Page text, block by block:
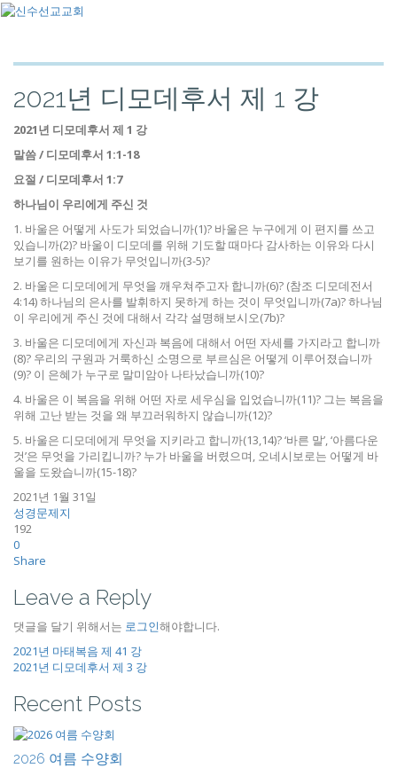
2021년 디모데후서 제 1 강
2021년 디모데후서 제 1 강
말씀/ 디모데후서 1:1-18
요절 / 디모데후서 1:7
하나님이 우리에게 주신 것
1. 바울은 어떻게 사도가 되었습니까(1)? 바울은 누구에게 이 편지를 쓰고
있습니까(2)? 바울이 디모데를 위해 기도할 때마다 감사하는 이유와 다시
보기를 원하는 이유가 무엇입니까(3-5)?
2. 바울은 디모데에게 무엇을 깨우쳐주고자 합니까(6)? (참조 디모데전서
4:14) 하나님의 은사를 발휘하지 못하게 하는 것이 무엇입니까(7a)? 하나님
이 우리에게 주신 것에 대해서 각각 설명해보시오(7b)?
3. 바울은 디모데에게 자신과 복음에 대해서 어떤 자세를 가지라고 합니까
(8)? 우리의 구원과 거룩하신 소명으로 부르심은 어떻게 이루어졌습니까
(9)? 이 은혜가 누구로 말미암아 나타났습니까(10)?
4. 바울은 이 복음을 위해 어떤 자로 세우심을 입었습니까(11)? 그는 복음을
위해 고난 받는 것을 왜 부끄러워하지 않습니까(12)?
5. 바울은 디모데에게 무엇을 지키라고 합니까(13,14)? ‘바른 말’, ‘아름다운
것’은 무엇을 가리킵니까? 누가 바울을 버렸으며, 오네시보로는 어떻게 바
울을 도왔습니까(15-18)?
2021년 1월 31일
성경문제지
192
0
Share
Leave a Reply
댓글을 달기 위해서는 로그인해야합니다.
2021년 마태복음 제 41 강
2021년 디모데후서 제 3 강
Recent Posts
2026 여름 수양회